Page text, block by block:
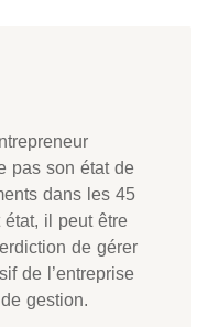
pas son état de
dans les 45
il peut être
de gérer
de l’entreprise
gestion.